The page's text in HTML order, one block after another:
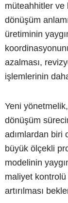
müteahhitler ve
dönüşüm
üretiminin
azalması,
işlemlerinin
Yeni
dönüşüm
adımlardan biri
büyük ölçekli
modelinin
maliyet
artırılması